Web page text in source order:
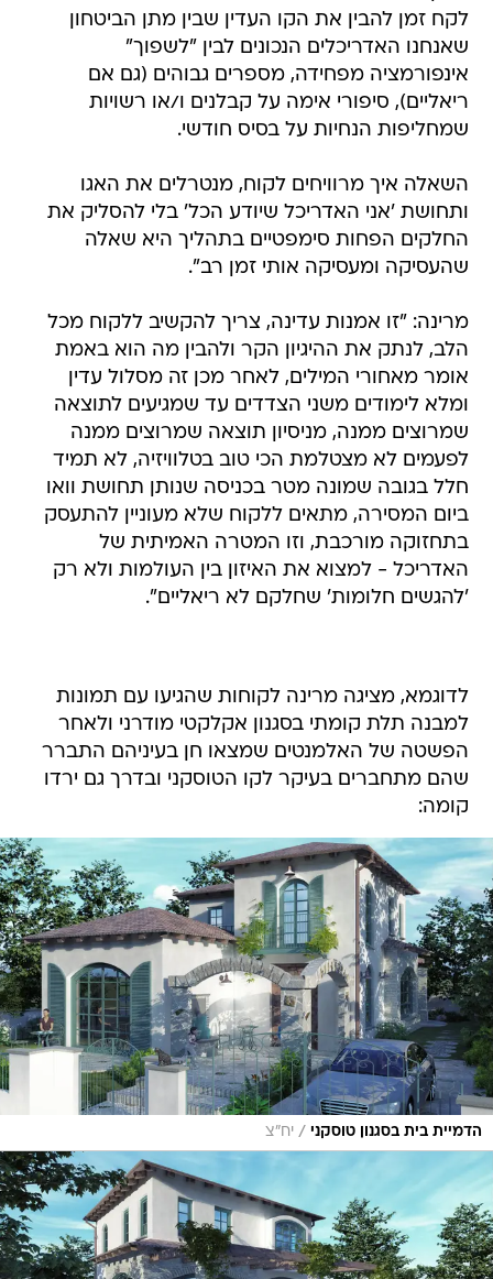
לקח זמן להבין את הקו העדין שבין מתן הביטחון
שאנחנו האדריכלים הנכונים לבין "לשפוך"
אינפורמציה מפחידה, מספרים גבוהים (גם אם
ריאליים), סיפורי אימה על קבלנים ו/או רשויות
שמחליפות הנחיות על בסיס חודשי.
השאלה איך מרוויחים לקוח, מנטרלים את האגו
ותחושת 'אני האדריכל שיודע הכל' בלי להסליק את
החלקים הפחות סימפטיים בתהליך היא שאלה
שהעסיקה ומעסיקה אותי זמן רב".
מרינה: "זו אמנות עדינה, צריך להקשיב ללקוח מכל
הלב, לנתק את ההיגיון הקר ולהבין מה הוא באמת
אומר מאחורי המילים, לאחר מכן זה מסלול עדין
ומלא לימודים משני הצדדים עד שמגיעים לתוצאה
שמרוצים ממנה, מניסיון תוצאה שמרוצים ממנה
לפעמים לא מצטלמת הכי טוב בטלוויזיה, לא תמיד
חלל בגובה שמונה מטר בכניסה שנותן תחושת וואו
ביום המסירה, מתאים ללקוח שלא מעוניין להתעסק
בתחזוקה מורכבת, וזו המטרה האמיתית של
האדריכל - למצוא את האיזון בין העולמות ולא רק
'להגשים חלומות' שחלקם לא ריאליים".
לדוגמא, מציגה מרינה לקוחות שהגיעו עם תמונות
למבנה תלת קומתי בסגנון אקלקטי מודרני ולאחר
הפשטה של האלמנטים שמצאו חן בעיניהם התברר
שהם מתחברים בעיקר לקו הטוסקני ובדרך גם ירדו
קומה:
הדמיית בית בסגנון טוסקני / יח"צ